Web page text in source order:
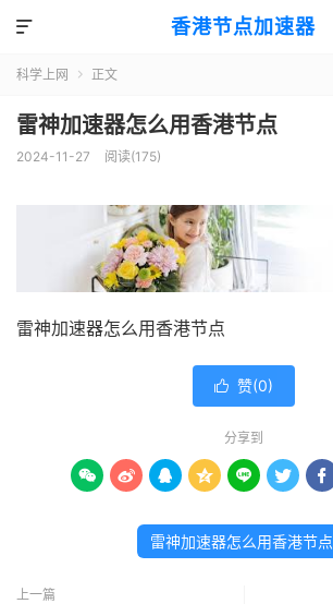
香港节点加速器

科学上网  正文
雷神加速器怎么用香港节点
2024-11-27 阅读(175)
雷神加速器怎么用香港节点
 赞(0)
分享到
      
雷神加速器怎么用香港节点
上一篇